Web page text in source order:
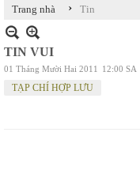
Trang nhà › Tin
TIN VUI
01 Tháng Mười Hai 2011 12:00 SA
TẠP CHÍ HỢP LƯU